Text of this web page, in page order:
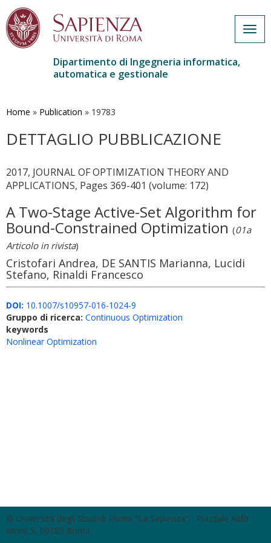
contenuto
Dipartimento di Ingegneria informatica,
automatica e gestionale
Home » Publication » 19783
DETTAGLIO PUBBLICAZIONE
2017, JOURNAL OF OPTIMIZATION THEORY AND
APPLICATIONS, Pages 369-401 (volume: 172)
A Two-Stage Active-Set Algorithm for
Bound-Constrained Optimization (01a
Articolo in rivista)
Cristofari Andrea, DE SANTIS Marianna, Lucidi
Stefano, Rinaldi Francesco
DOI: 10.1007/s10957-016-1024-9
Gruppo di ricerca: Continuous Optimization
keywords
Nonlinear Optimization
© Università degli Studi di Roma "La Sapienza" - Piazzale Aldo
Moro 5, 00185 Roma